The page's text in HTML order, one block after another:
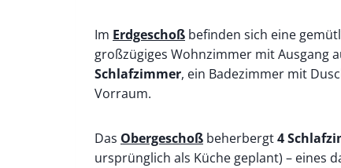
Im Erdgeschoß befinden sich eine
großzügiges Wohnzimmer mit Ausgang
Schlafzimmer, ein Badezimmer mit
Vorraum.
Das Obergeschoß beherbergt4
ursprünglich als Küche geplant) – eines